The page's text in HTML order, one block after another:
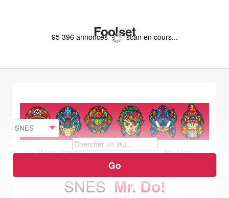
Foolset
95 396 annonces scan en cours...
<<< Mortal Kombat 3 Mr. Nutz >>>
SNES Mr. Do!